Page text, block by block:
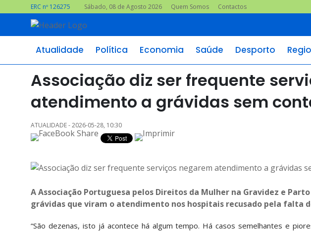
ERC nº 126275 Sábado, 08 de Agosto 2026 Quem Somos Contactos
Atualidade Política Economia Saúde Desporto
Associação diz ser frequente
atendimento a grávidas sem
ATUALIDADE - 2026-05-28, 10:30
A Associação Portuguesa pelos Direitos da Mulher na Gravidez e
grávidas que viram o atendimento nos hospitais recusado pela falta
“São dezenas, isto já acontece há algum tempo. Há casos semelhantes e